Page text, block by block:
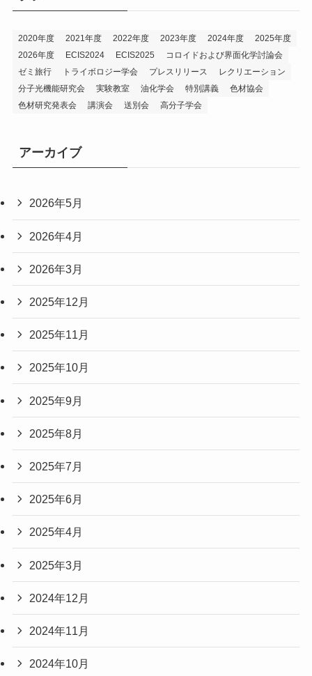
ー
2020年度 2021年度 2022年度 2023年度 2024年度
2025年度
2026年度
ECIS2024 ECIS2025
コロイドおよび界面化学討論会
ゼミ旅行
トライボロジー学会 プレスリリース
レクリエーション
分子光機能研究会
実験教室 油化学会 特別講義
色材協会
色材研究発表会
講演会 送別会 高分子学会
アーカイブ
2026年5月
2026年4月
2026年3月
2025年12月
2025年11月
2025年10月
2025年9月
2025年8月
2025年7月
2025年6月
2025年4月
2025年3月
2024年12月
2024年11月
2024年10月